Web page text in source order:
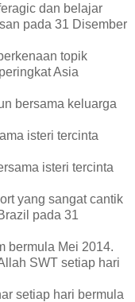
dan belajar
pada 31 Disember
topik
Asia
bersama keluarga
isteri tercinta
isteri tercinta
yang sangat cantik
pada 31
bermula Mei 2014.
SWT setiap hari
setiap hari bermula